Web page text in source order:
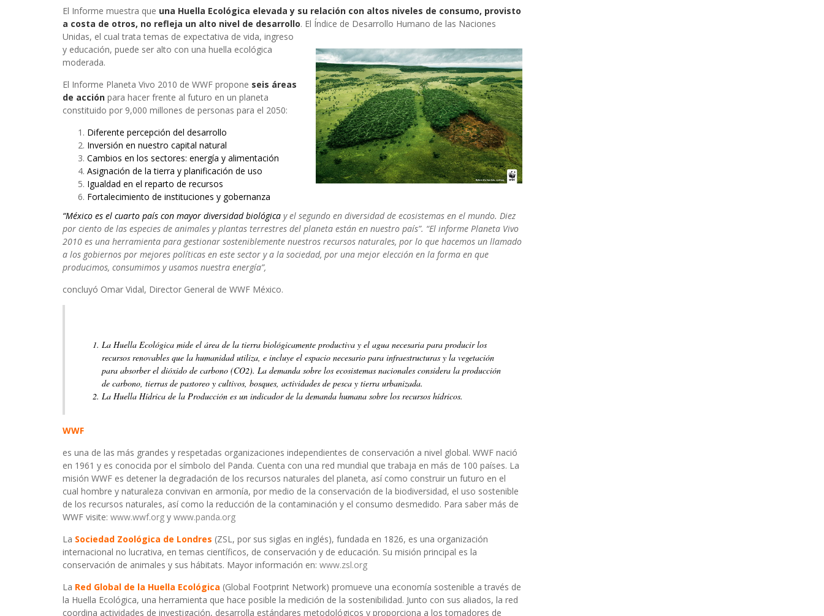
El Informe muestra que una Huella Ecológica elevada y su relación con altos niveles de consumo, provisto
a costa de otros, no refleja un alto nivel de desarrollo. El Índice de Desarrollo Humano de las Naciones
Unidas, el cual trata temas de expectativa de vida, ingreso
y educación, puede ser alto con una huella ecológica
moderada.
El Informe Planeta Vivo 2010 de WWF propone seis áreas
de acción para hacer frente al futuro en un planeta
constituido por 9,000 millones de personas para el 2050:
Diferente percepción del desarrollo
Inversión en nuestro capital natural
Cambios en los sectores: energía y alimentación
Asignación de la tierra y planificación de uso
Igualdad en el reparto de recursos
Fortalecimiento de instituciones y gobernanza
“México es el cuarto país con mayor diversidad biológica y el segundo en diversidad de ecosistemas en el mundo. Diez
por ciento de las especies de animales y plantas terrestres del planeta están en nuestro país”. “El informe Planeta Vivo
2010 es una herramienta para gestionar sosteniblemente nuestros recursos naturales, por lo que hacemos un llamado
a los gobiernos por mejores políticas en este sector y a la sociedad, por una mejor elección en la forma en que
producimos, consumimos y usamos nuestra energía”,
concluyó Omar Vidal, Director General de WWF México.
La Huella Ecológica mide el área de la tierra biológicamente productiva y el agua necesaria para producir los
recursos renovables que la humanidad utiliza, e incluye el espacio necesario para infraestructuras y la vegetación
para absorber el dióxido de carbono (CO2). La demanda sobre los ecosistemas nacionales considera la producción
de carbono, tierras de pastoreo y cultivos, bosques, actividades de pesca y tierra urbanizada.
La Huella Hídrica de la Producción es un indicador de la demanda humana sobre los recursos hídricos.
WWF
es una de las más grandes y respetadas organizaciones independientes de conservación a nivel global. WWF nació
en 1961 y es conocida por el símbolo del Panda. Cuenta con una red mundial que trabaja en más de 100 países. La
misión WWF es detener la degradación de los recursos naturales del planeta, así como construir un futuro en el
cual hombre y naturaleza convivan en armonía, por medio de la conservación de la biodiversidad, el uso sostenible
de los recursos naturales, así como la reducción de la contaminación y el consumo desmedido. Para saber más de
WWF visite: www.wwf.org y www.panda.org
La Sociedad Zoológica de Londres (ZSL, por sus siglas en inglés), fundada en 1826, es una organización
internacional no lucrativa, en temas científicos, de conservación y de educación. Su misión principal es la
conservación de animales y sus hábitats. Mayor información en: www.zsl.org
La Red Global de la Huella Ecológica (Global Footprint Network) promueve una economía sostenible a través de
la Huella Ecológica, una herramienta que hace posible la medición de la sostenibilidad. Junto con sus aliados, la red
coordina actividades de investigación, desarrolla estándares metodológicos y proporciona a los tomadores de